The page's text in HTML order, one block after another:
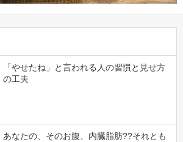
「やせたね」と言われる人の習慣と見せ方
の工夫
あなたの、そのお腹、内臓脂肪??それとも